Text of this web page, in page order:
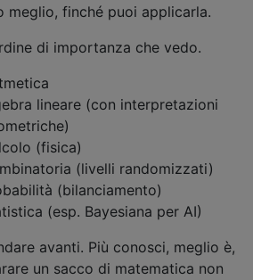
meglio, finché puoi applicarla.
di importanza che vedo.
lineare (con interpretazioni
(fisica)
(livelli randomizzati)
(bilanciamento)
(esp. Bayesiana per AI)
avanti. Più conosci, meglio è,
un sacco di matematica non